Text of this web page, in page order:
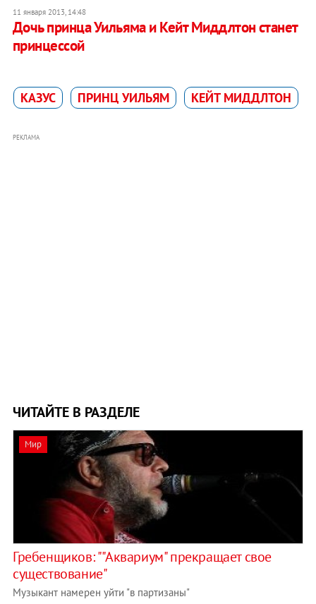
11 января 2013, 14:48
Дочь принца Уильяма и Кейт Миддлтон станет
принцессой
КАЗУС ПРИНЦ УИЛЬЯМ КЕЙТ МИДДЛТОН
РЕКЛАМА
ЧИТАЙТЕ В РАЗДЕЛЕ
Мир
Гребенщиков: ""Аквариум" прекращает свое
существование"
Музыкант намерен уйти "в партизаны"